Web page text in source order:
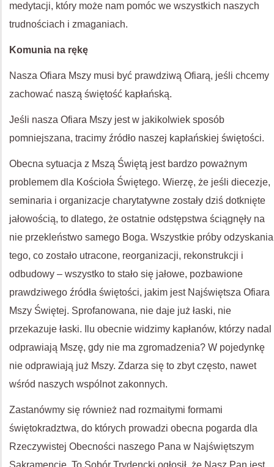
medytacji, który może nam pomóc we wszystkich naszych
trudnościach i zmaganiach.
Komunia na rękę
Nasza Ofiara Mszy musi być prawdziwą Ofiarą, jeśli chcemy
zachować naszą świętość kapłańską.
Jeśli nasza Ofiara Mszy jest w jakikolwiek sposób
pomniejszana, tracimy źródło naszej kapłańskiej świętości.
Obecna sytuacja z Mszą Świętą jest bardzo poważnym
problemem dla Kościoła Świętego. Wierzę, że jeśli diecezje,
seminaria i organizacje charytatywne zostały dziś dotknięte
jałowością, to dlatego, że ostatnie odstępstwa ściągnęły na
nie przekleństwo samego Boga. Wszystkie próby odzyskania
tego, co zostało utracone, reorganizacji, rekonstrukcji i
odbudowy – wszystko to stało się jałowe, pozbawione
prawdziwego źródła świętości, jakim jest Najświętsza Ofiara
Mszy Świętej. Sprofanowana, nie daje już łaski, nie
przekazuje łaski. Ilu obecnie widzimy kapłanów, którzy nadal
odprawiają Mszę, gdy nie ma zgromadzenia? W pojedynkę
nie odprawiają już Mszy. Zdarza się to zbyt często, nawet
wśród naszych wspólnot zakonnych.
Zastanówmy się również nad rozmaitymi formami
świętokradztwa, do których prowadzi obecna pogarda dla
Rzeczywistej Obecności naszego Pana w Najświętszym
Sakramencie. To Sobór Trydencki ogłosił, że Nasz Pan jest